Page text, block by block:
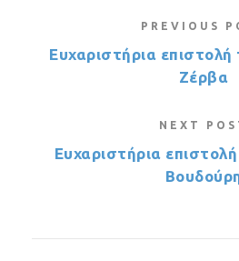
PREVIOUS
Ευχαριστήρια
Ζέρβα
NEXT
Ευχαριστήρια